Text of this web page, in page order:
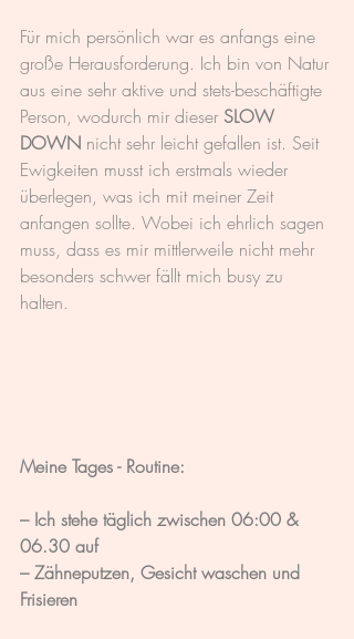
Für mich persönlich war es anfangs eine
große Herausforderung. Ich bin von Natur
aus eine sehr aktive und stets-beschäftigte
Person, wodurch mir dieser SLOW
DOWN nicht sehr leicht gefallen ist. Seit
Ewigkeiten musst ich erstmals wieder
überlegen, was ich mit meiner Zeit
anfangen sollte. Wobei ich ehrlich sagen
muss, dass es mir mittlerweile nicht mehr
besonders schwer fällt mich busy zu
halten.
Meine Tages - Routine:
– Ich stehe täglich zwischen 06:00 &
06.30 auf
– Zähneputzen, Gesicht waschen und
Frisieren